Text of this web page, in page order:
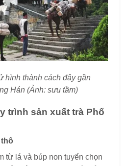
hình thành cách đây gần
Hán (Ảnh: sưu tầm)
trình sản xuất trà Phổ
thô
từ lá và búp non tuyển chọn